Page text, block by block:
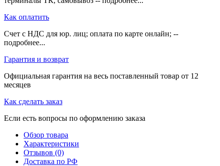
Как оплатить
Счет с НДС для юр. лиц; оплата по карте онлайн; --
подробнее...
Гарантия и возврат
Официальная гарантия на весь поставленный товар от 12
месяцев
Как сделать заказ
Если есть вопросы по оформлению заказа
Обзор товара
Характеристики
Отзывов (0)
Доставка по РФ